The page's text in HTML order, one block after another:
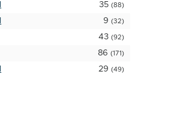
35 (88)
9 (32)
43 (92)
86 (171)
29 (49)